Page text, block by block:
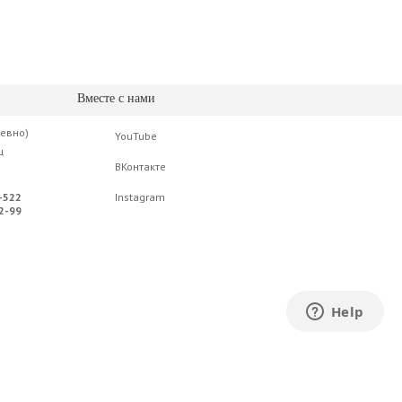
99
Вместе с нами
YouTube
ВКонтакте
Instagram